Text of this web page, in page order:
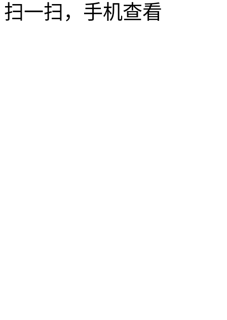
扫一扫，手机查看